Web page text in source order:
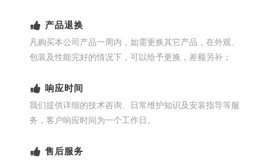
产品退换
凡购买本公司产品一周内，如需更换其它产品，在外观、
包装及性能完好的情况下，可以给予更换，差额另补；
响应时间
我们提供详细的技术咨询、日常维护知识及安装指导等服
务，客户响应时间为一个工作日。
售后服务